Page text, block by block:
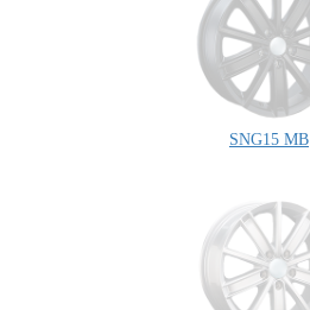
SNG15 MB